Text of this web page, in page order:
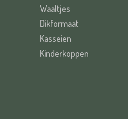
Waaltjes
Dikformaat
Kasseien
Kinderkoppen